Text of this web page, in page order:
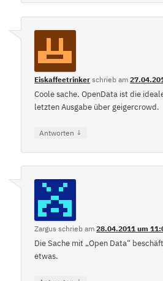
Eiskaffeetrinker schrieb am
Coole sache. OpenData ist die
letzten Ausgabe über geigercrowd.
Antworten ↓
Zargus schrieb am28.04.2011 um
Die Sache mit „Open Data“
etwas.